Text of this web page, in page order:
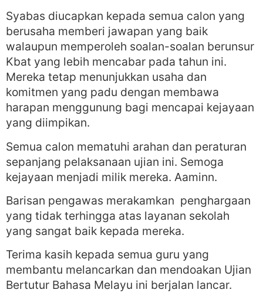
Syabas diucapkan kepada semua calon yang
berusaha memberi jawapan yang baik
walaupun memperoleh soalan-soalan berunsur
Kbat yang lebih mencabar pada tahun ini.
Mereka tetap menunjukkan usaha dan
komitmen yang padu dengan membawa
harapan menggunung bagi mencapai kejayaan
yang diimpikan.
Semua calon mematuhi arahan dan peraturan
sepanjang pelaksanaan ujian ini. Semoga
kejayaan menjadi milik mereka. Aaminn.
Barisan pengawas merakamkan penghargaan
yang tidak terhingga atas layanan sekolah
yang sangat baik kepada mereka.
Terima kasih kepada semua guru yang
membantu melancarkan dan mendoakan Ujian
Bertutur Bahasa Melayu ini berjalan lancar.